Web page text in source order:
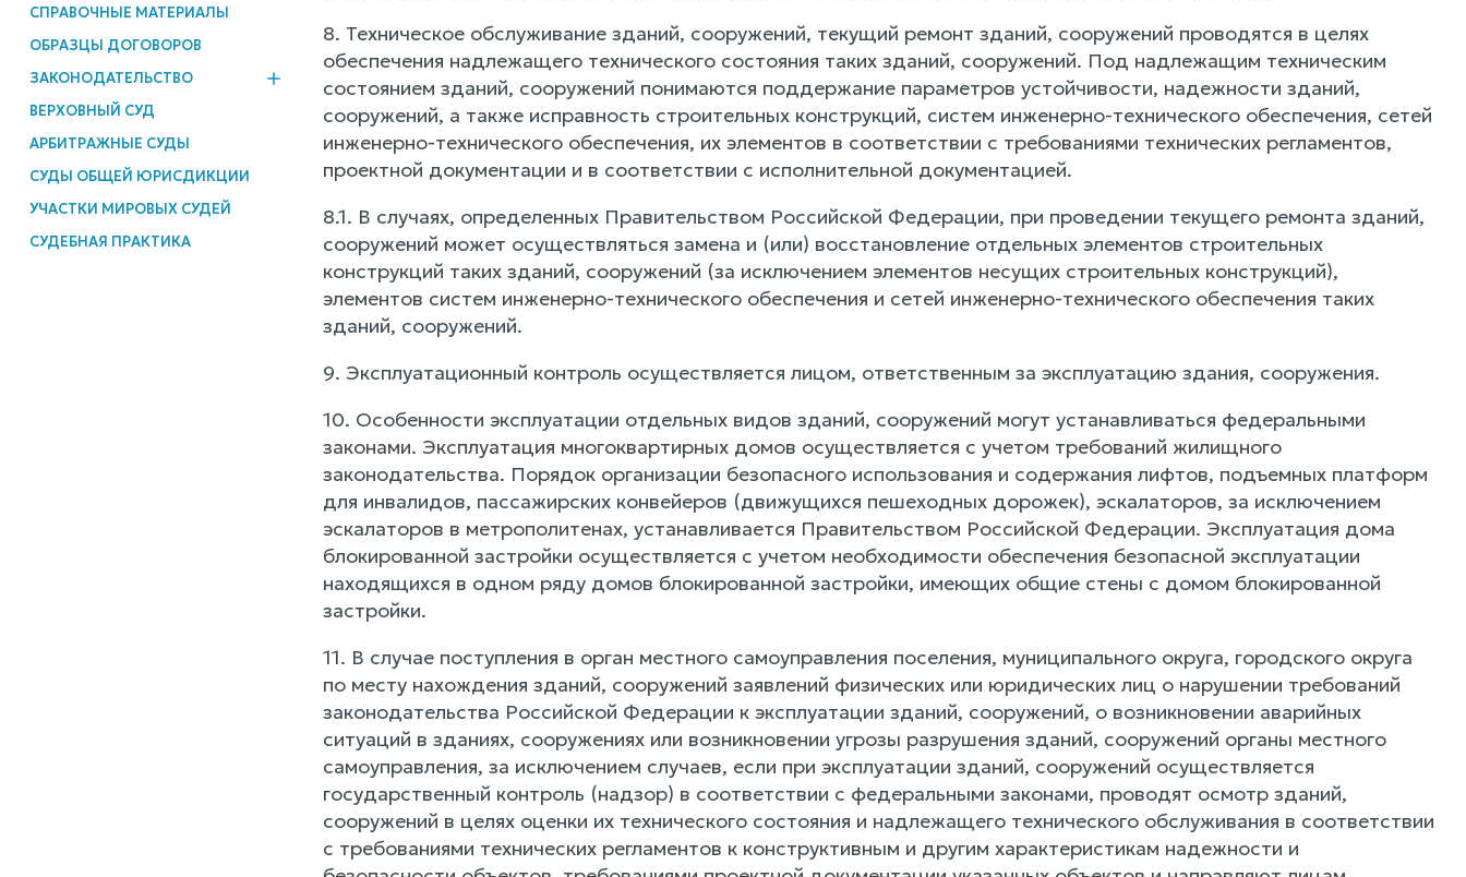
СПРАВОЧНЫЕ МАТЕРИАЛЫ
ОБРАЗЦЫ ДОГОВОРОВ
ЗАКОНОДАТЕЛЬСТВО
ВЕРХОВНЫЙ СУД
АРБИТРАЖНЫЕ СУДЫ
СУДЫ ОБЩЕЙ ЮРИСДИКЦИИ
УЧАСТКИ МИРОВЫХ СУДЕЙ
СУДЕБНАЯ ПРАКТИКА
8. Техническое обслуживание зданий, сооружений, текущий ремонт зданий, сооружений проводятся в целях
обеспечения надлежащего технического состояния таких зданий, сооружений. Под надлежащим техническим
состоянием зданий, сооружений понимаются поддержание параметров устойчивости, надежности зданий,
сооружений, а также исправность строительных конструкций, систем инженерно-технического обеспечения, сетей
инженерно-технического обеспечения, их элементов в соответствии с требованиями технических регламентов,
проектной документации и в соответствии с исполнительной документацией.
8.1. В случаях, определенных Правительством Российской Федерации, при проведении текущего ремонта зданий,
сооружений может осуществляться замена и (или) восстановление отдельных элементов строительных
конструкций таких зданий, сооружений (за исключением элементов несущих строительных конструкций),
элементов систем инженерно-технического обеспечения и сетей инженерно-технического обеспечения таких
зданий, сооружений.
9. Эксплуатационный контроль осуществляется лицом, ответственным за эксплуатацию здания, сооружения.
10. Особенности эксплуатации отдельных видов зданий, сооружений могут устанавливаться федеральными
законами. Эксплуатация многоквартирных домов осуществляется с учетом требований жилищного
законодательства. Порядок организации безопасного использования и содержания лифтов, подъемных платформ
для инвалидов, пассажирских конвейеров (движущихся пешеходных дорожек), эскалаторов, за исключением
эскалаторов в метрополитенах, устанавливается Правительством Российской Федерации. Эксплуатация дома
блокированной застройки осуществляется с учетом необходимости обеспечения безопасной эксплуатации
находящихся в одном ряду домов блокированной застройки, имеющих общие стены с домом блокированной
застройки.
11. В случае поступления в орган местного самоуправления поселения, муниципального округа, городского округа
по месту нахождения зданий, сооружений заявлений физических или юридических лиц о нарушении требований
законодательства Российской Федерации к эксплуатации зданий, сооружений, о возникновении аварийных
ситуаций в зданиях, сооружениях или возникновении угрозы разрушения зданий, сооружений органы местного
самоуправления, за исключением случаев, если при эксплуатации зданий, сооружений осуществляется
государственный контроль (надзор) в соответствии с федеральными законами, проводят осмотр зданий,
сооружений в целях оценки их технического состояния и надлежащего технического обслуживания в соответствии
с требованиями технических регламентов к конструктивным и другим характеристикам надежности и